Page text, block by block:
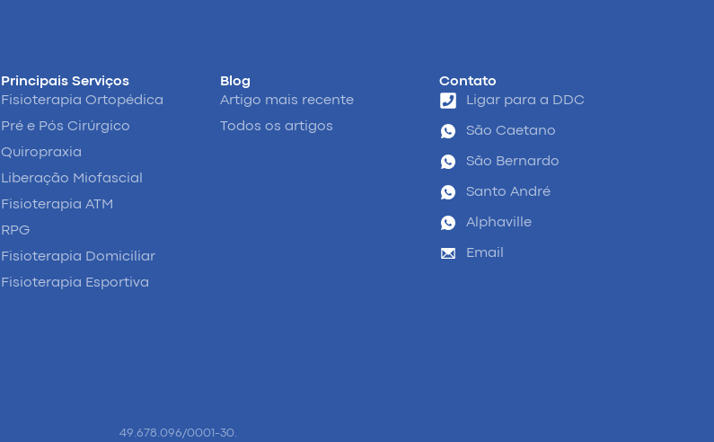
Principais Serviços
Fisioterapia Ortopédica
Pré e Pós Cirúrgico
Quiropraxia
Liberação Miofascial
Fisioterapia ATM
RPG
Fisioterapia Domiciliar
Fisioterapia Esportiva
Blog
Artigo mais recente
Todos os artigos
Contato
Ligar para a DDC
São Caetano
São Bernardo
Santo André
Alphaville
Email
49.678.096/0001-30.